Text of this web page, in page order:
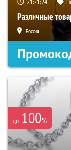
21:21:23
Различные
Россия
до 100%